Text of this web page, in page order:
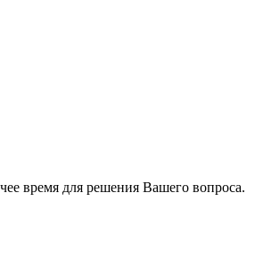
время для решения Вашего вопроса.